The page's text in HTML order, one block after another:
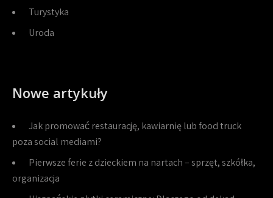
Turystyka
Uroda
Nowe artykuły
Jak promować restaurację, kawiarnię lub food truck
poza social mediami?
Pierwsze ferie z dzieckiem na nartach – sprzęt, szkółka,
organizacja